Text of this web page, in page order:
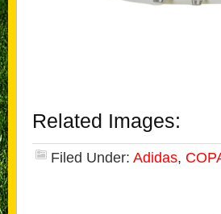
Related Images:
Filed Under: Adidas,